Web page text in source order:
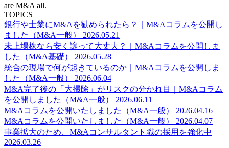
are M&A all.
TOPICS
銀行や士業にM&Aを勧められたら？｜M&Aコラムを公開し
ました（M&A一般）
2026.05.21
未上場株なら安く譲って大丈夫？｜M&Aコラムを公開しま
した（M&A基礎）
2026.05.28
統合の現場で何が起きているのか｜M&Aコラムを公開しま
した（M&A一般）
2026.06.04
M&A完了後の「大掃除」がリスクの分かれ目｜M&Aコラム
を公開しました（M&A一般）
2026.06.11
M&Aコラムを公開いたしました（M&A一般）
2026.04.16
M&Aコラムを公開いたしました（M&A一般）
2026.04.07
事業拡大のため、M&Aコンサルタント職の採用を強化中
2026.03.26